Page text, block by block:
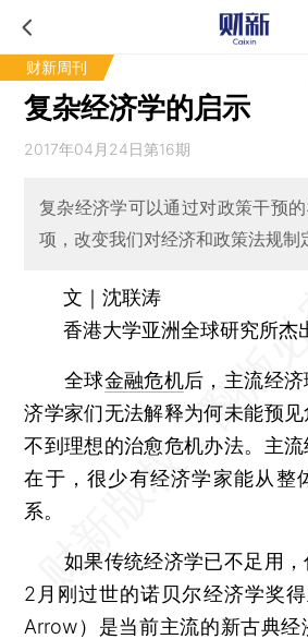
财新周刊
复杂经济学的启示
2017年04月24日第16期
复杂经济学可以通过对政策干预
项，改变我们对经济和政策法规制
文｜沈联涛
香港大学亚洲全球研究所杰
全球金融危机后，主流经
济学家们无法解释为何未能预
不到理想的治愈危机办法。主
在于，很少有经济学家能从整
系。
如果传统经济学已不足用，
2月刚过世的诺贝尔经济学奖
Arrow）是当前主流的新古典经